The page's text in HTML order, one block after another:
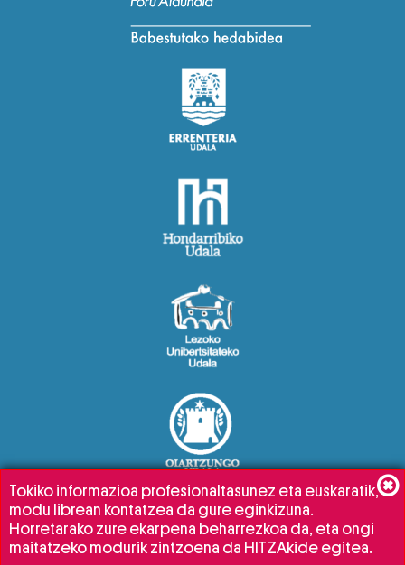
Tokiko informazioa profesionaltasunez eta euskaratik,
modu librean kontatzea da gure eginkizuna.
Horretarako zure ekarpena beharrezkoa da, eta ongi
maitatzeko modurik zintzoena da HITZAkide egitea.